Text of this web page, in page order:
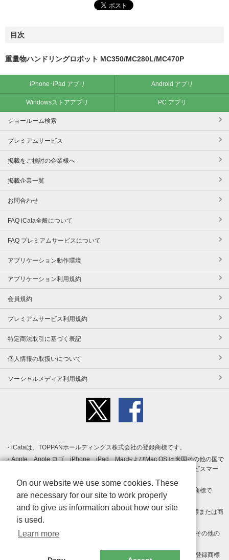
目次
重量物ハンドリングロボット MC350/MC280L/MC470P
iPhone･iPad アプリ Android アプリ
Windowsストアアプリ PC アプリ
ショールーム検索
プレミアムサービス
掲載をご検討の企業様へ
掲載企業一覧
お問合わせ
FAQ iCata全般について
FAQ プレミアムサービスについて
アプリケーション動作環境
アプリケーション利用規約
会員規約
プレミアムサービス利用規約
特定商法取引に基づく表記
個人情報の取扱いについて
ソーシャルメディア利用規約
iCataは、TOPPANホールディングス株式会社の登録商標です。
Apple、Apple ロゴ、iPhone、iPad、MacおよびMac OS は米国その他の国で
登録された Apple Inc. の商標です。App Store は Apple Inc. のサービスマー
クです。
Android、Google Play および Google Play ロゴ は Google LLC の商標で
す。
Windows は Microsoft Inc.の米国およびその他の国における登録商標または商
標です。
Adobe、Adobe Reader、Adobe PDF は、Adobe Inc.の米国およびその他の
その他、記載されている会社名、商品名、ロゴは各社の商標または登録商標
On our website we use some cookies. These
are necessary for our site to work properly
and to give us information about how our site
is used.
Learn more